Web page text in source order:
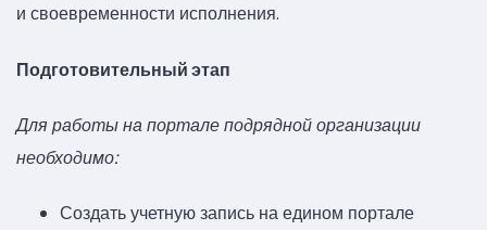
и своевременности исполнения.
Подготовительный этап
Для работы на портале подрядной организации
необходимо:
Создать учетную запись на едином портале